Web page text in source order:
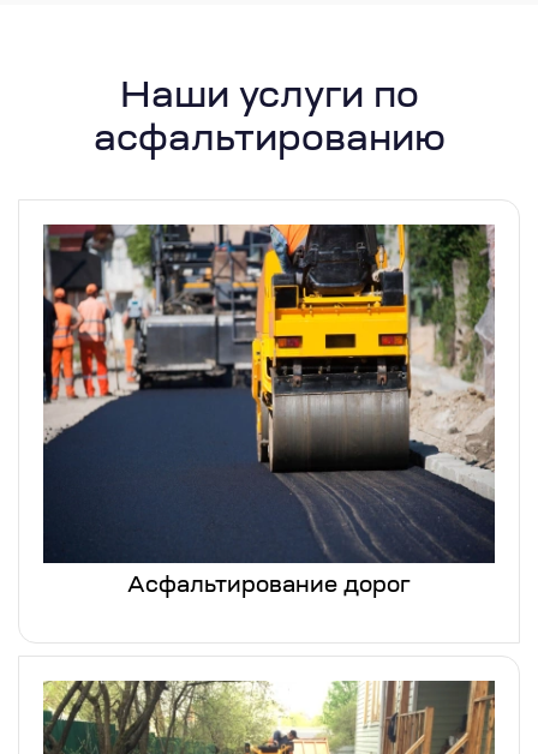
Наши услуги по
асфальтированию
Асфальтирование дорог